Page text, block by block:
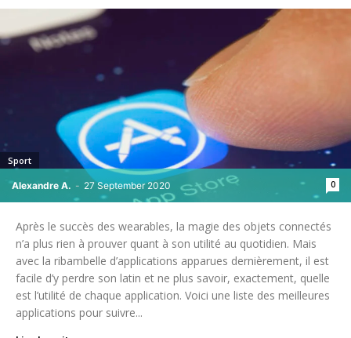
Alexandre A. - 27 September 2020 0
Sport
Après le succès des wearables, la magie des objets connectés
n’a plus rien à prouver quant à son utilité au quotidien. Mais
avec la ribambelle d’applications apparues dernièrement, il est
facile d’y perdre son latin et ne plus savoir, exactement, quelle
est l’utilité de chaque application. Voici une liste des meilleures
applications pour suivre...